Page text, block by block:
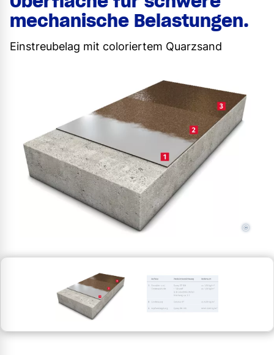
mechanische Belastungen.
Einstreubelag mit coloriertem Quarzsand
©